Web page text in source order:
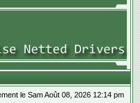
le Sam Août 08, 2026 12:14 pm